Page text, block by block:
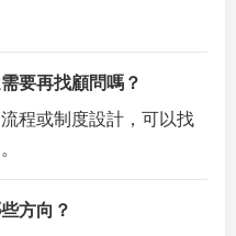
要再找顧問嗎？
程或制度設計，可以找
方向？